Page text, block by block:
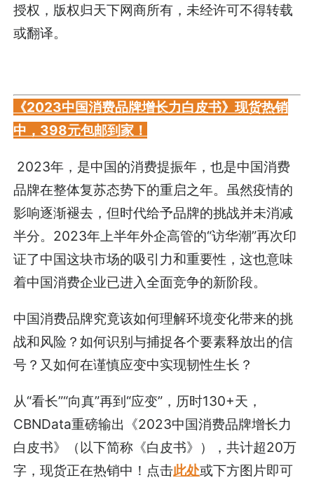
授权，版权归天下网商所有，未经许可不得转载
或翻译。
《2023中国消费品牌增长力白皮书》现货热销
中，398元包邮到家！
2023年，是中国的消费提振年，也是中国消费
品牌在整体复苏态势下的重启之年。虽然疫情的
影响逐渐褪去，但时代给予品牌的挑战并未消减
半分。2023年上半年外企高管的“访华潮”再次印
证了中国这块市场的吸引力和重要性，这也意味
着中国消费企业已进入全面竞争的新阶段。
中国消费品牌究竟该如何理解环境变化带来的挑
战和风险？如何识别与捕捉各个要素释放出的信
号？又如何在谨慎应变中实现韧性生长？
从“看长”“向真”再到“应变”，历时130+天，
CBNData重磅输出《2023中国消费品牌增长力
白皮书》（以下简称《白皮书》），共计超20万
字，现货正在热销中！点击此处或下方图片即可